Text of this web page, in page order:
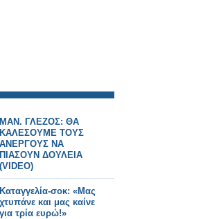
ΜΑΝ. ΓΛΕΖΟΣ: ΘΑ
ΚΑΛΕΣΟΥΜΕ ΤΟΥΣ
ΑΝΕΡΓΟΥΣ ΝΑ
ΠΙΑΣΟΥΝ ΔΟΥΛΕΙΑ
(VIDEO)
Καταγγελία-σοκ: «Μας
χτυπάνε και μας καίνε
για τρία ευρώ!»